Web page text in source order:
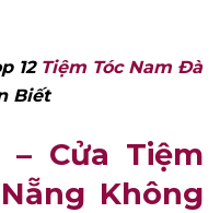
12 Tiệm Tóc Nam Đà
Biết
Cửa Tiệm
Không